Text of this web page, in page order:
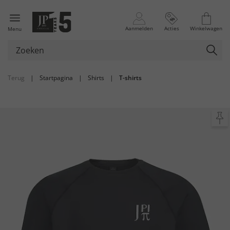
Menu Aanmelden Acties Winkelwagen
Terug | Startpagina | Shirts | T-shirts